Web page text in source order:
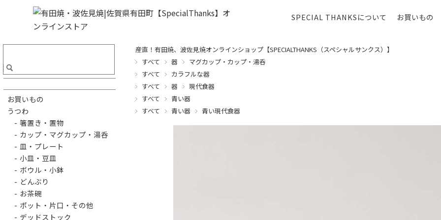
SPECIAL THANKSについて お買いもの
産直！有田焼、波佐見焼オンラインショップ【SPECIALTHANKS（スペシャルサンクス）】
すべて
器
マグカップ・カップ・湯呑
すべて
カラフルな器
すべて
器
現代食器
すべて
青い器
すべて
青い器 青い現代食器
お買いもの
うつわ
- 箸置き・置物
- カップ・マグカップ・湯呑
- 皿・プレート
- 小皿・豆皿
- ボウル・小鉢
- どんぶり
- お茶碗
- ポット・片口・その他
- デッドストック